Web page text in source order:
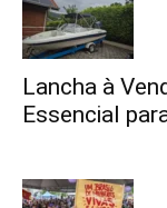
Lancha à
Essencial